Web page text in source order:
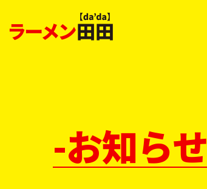
-お知らせ